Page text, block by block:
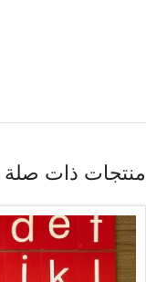
منتجات ذات صلة